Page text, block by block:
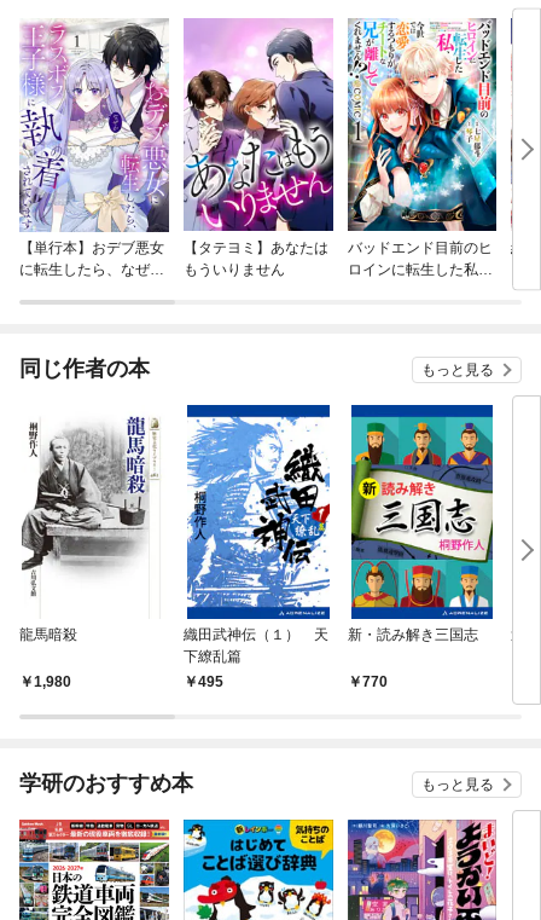
【単行本】おデブ悪女
に転生したら、なぜか
【タテヨミ】あなたは
もういりません
バッドエンド目前のヒ
ロインに転生した私、
結
同じ作者の本 もっと見る
龍馬暗殺
1,980
織田武神伝（１） 天
下繚乱篇
495
新・読み解き三国志
770
逆
学研のおすすめ本 もっと見る